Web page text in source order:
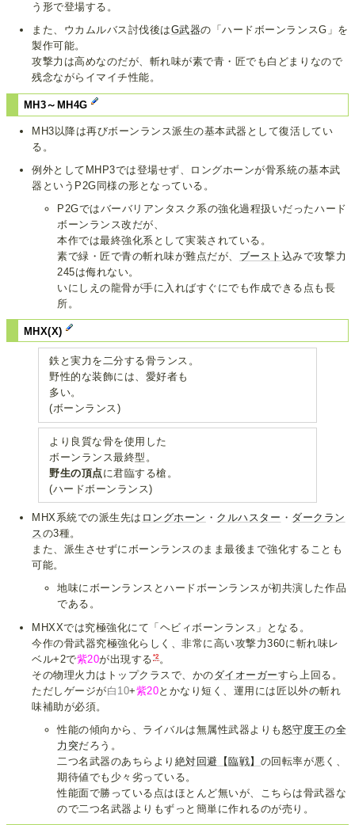
う形で登場する。
また、ウカムルバス討伐後はG武器の「ハードボーンランスG」を
製作可能。
攻撃力は高めなのだが、斬れ味が素で青・匠でも白どまりなので
残念ながらイマイチ性能。
MH3～MH4G
MH3以降は再びボーンランス派生の基本武器として復活してい
る。
例外としてMHP3では登場せず、ロングホーンが骨系統の基本武
器というP2G同様の形となっている。
P2Gではバーバリアンタスク系の強化過程扱いだったハード
ボーンランス改だが、
本作では最終強化系として実装されている。
素で緑・匠で青の斬れ味が難点だが、 ブースト 込みで攻撃力
245は侮れない。
いにしえの龍骨が手に入ればすぐにでも作成できる点も長
所。
MHX(X)
鉄と実力を二分する骨ランス。
野性的な装飾には、愛好者も
多い。
(ボーンランス)
より良質な骨を使用した
ボーンランス最終型。
野生の頂点に君臨する槍。
(ハードボーンランス)
MHX系統での派生先は ロングホーン ・ クルハスター ・ ダークラン
スの3種。
また、派生させずにボーンランスのまま最後まで強化することも
可能。
地味にボーンランスとハードボーンランスが初共演した作品
である。
MHXXでは究極強化にて「ヘビィボーンランス」となる。
今作の骨武器究極強化らしく、非常に高い攻撃力360に斬れ味レ
ベル+2で紫20が出現する *2。
その物理火力はトップクラスで、かのダイオーガーすら上回る。
ただしゲージが白10+紫20とかなり短く、運用には匠以外の斬れ
味補助が必須。
性能の傾向から、ライバルは無属性武器よりも 怒守度王の全
力突だろう。
二つ名武器のあちらより 絶対回避【臨戦】 の回転率が悪く、
期待値でも少々劣っている。
性能面で勝っている点はほとんど無いが、こちらは骨武器な
ので二つ名武器よりもずっと簡単に作れるのが売り。